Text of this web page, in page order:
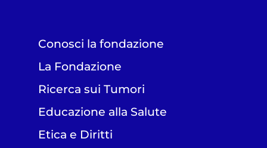
Conosci la fondazione
La Fondazione
Ricerca sui Tumori
Educazione alla Salute
Etica e Diritti